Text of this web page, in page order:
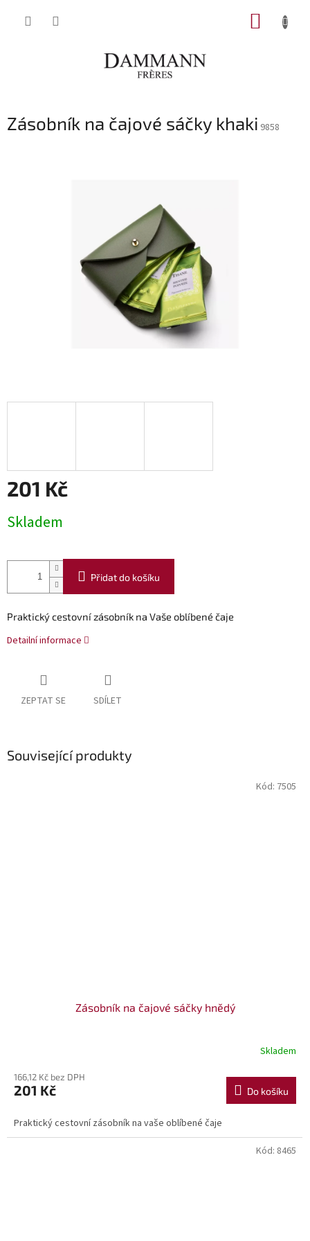
Zásobník na čajové sáčky khaki 9858
201 Kč
cena:
Skladem
Přidat do košíku
Praktický cestovní zásobník na Vaše oblíbené čaje
Detailní informace
ZEPTAT SE SDÍLET
Související produkty
Zásobník na čajové sáčky hnědý
Skladem
166,12 Kč bez DPH
201 Kč Do košíku
Praktický cestovní zásobník na vaše oblíbené čaje
Kód: 7505
Kód: 8465